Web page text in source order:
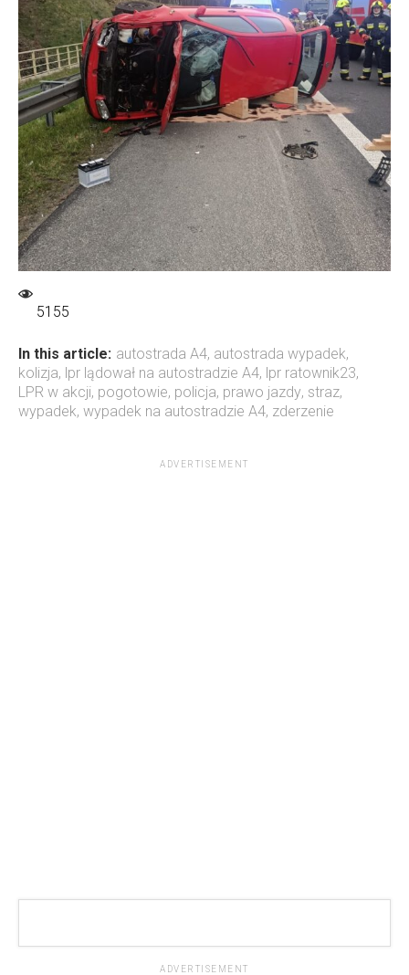
5155
In this article: autostrada A4, autostrada wypadek,
kolizja, lpr lądował na autostradzie A4, lpr ratownik23,
LPR w akcji, pogotowie, policja, prawo jazdy, straz,
wypadek, wypadek na autostradzie A4, zderzenie
ADVERTISEMENT
ADVERTISEMENT